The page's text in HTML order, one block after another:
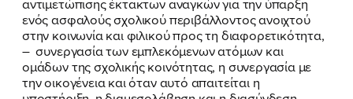
ενός ασφαλούς σχολικού περιβάλλοντος ανοιχτού
στην κοινωνία και φιλικού προς τη διαφορετικότητα,
– συνεργασία των εμπλεκόμενων ατόμων και
ομάδων της σχολικής κοινότητας, η συνεργασία με
την οικογένεια και όταν αυτό απαιτείται η